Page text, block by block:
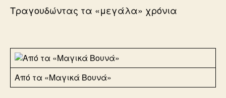
Τραγουδώντας τα «μεγάλα» χρόνια
Από τα «Μαγικά Βουνά»